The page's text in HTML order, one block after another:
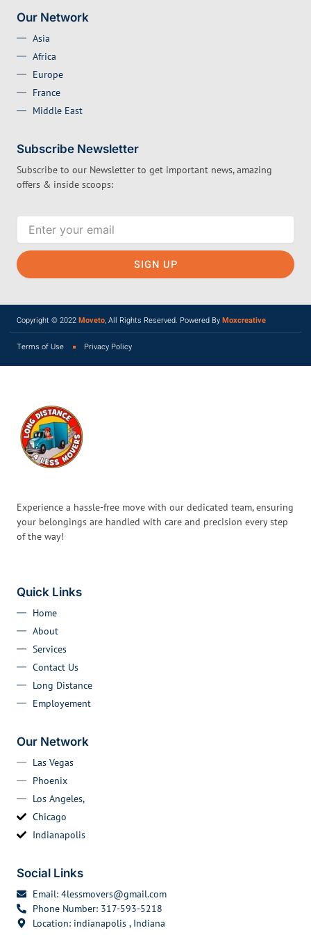
1
Our Network
Asia
Africa
Europe
France
Middle East
Subscribe Newsletter
Subscribe to our Newsletter to get important news, amazing
offers & inside scoops:
SIGN UP
Copyright © 2022Moveto, All Rights Reserved. Powered ByMoxcreative
Terms of Use Privacy Policy
Experience a hassle-free move with our dedicated team, ensuring
your belongings are handled with care and precision every step
of the way!
Quick Links
Home
About
Services
Contact Us
Long Distance
Employement
Our Network
Las Vegas
Phoenix
Los Angeles,
Chicago
Indianapolis
Social Links
Email: 4lessmovers@gmail.com
Phone Number: 317-593-5218
Location: indianapolis , Indiana